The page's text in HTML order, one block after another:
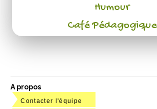
Humour
Café Pédagogique
A propos
Contacter l'équipe